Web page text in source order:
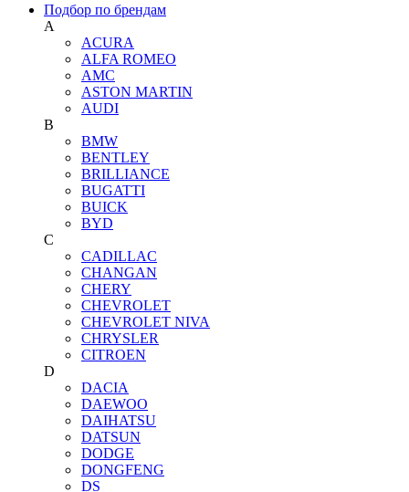
Подбор по брендам
A
ACURA
ALFA ROMEO
AMC
ASTON MARTIN
AUDI
B
BMW
BENTLEY
BRILLIANCE
BUGATTI
BUICK
BYD
C
CADILLAC
CHANGAN
CHERY
CHEVROLET
CHEVROLET NIVA
CHRYSLER
CITROEN
D
DACIA
DAEWOO
DAIHATSU
DATSUN
DODGE
DONGFENG
DS